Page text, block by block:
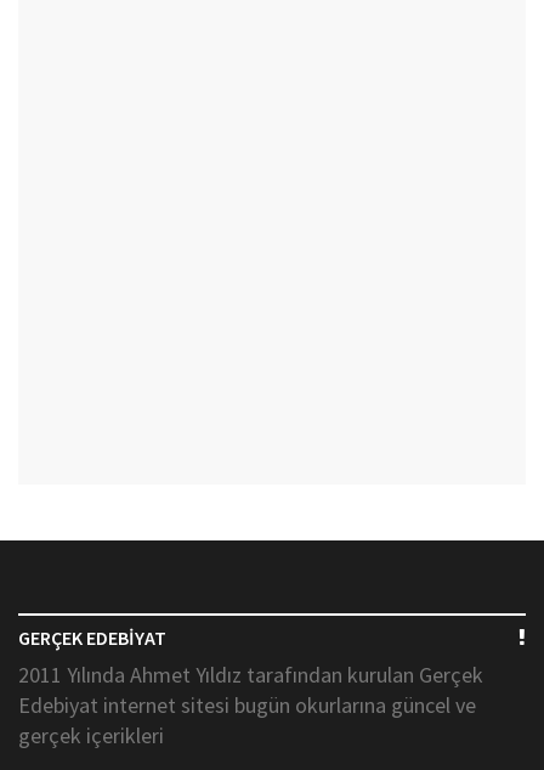
GERÇEK EDEBİYAT
2011 Yılında Ahmet Yıldız tarafından kurulan Gerçek
Edebiyat internet sitesi bugün okurlarına güncel ve
gerçek içerikleri